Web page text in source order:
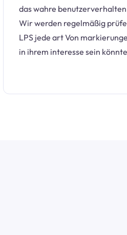
das wahre
Wir werden regelmäßig
LPS jede art Von
in ihrem interesse sein